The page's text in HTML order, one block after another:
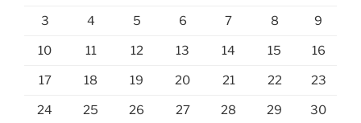
3 4 5 6 7 8 9
10 11 12 13 14 15 16
17 18 19 20 21 22 23
24 25 26 27 28 29 30